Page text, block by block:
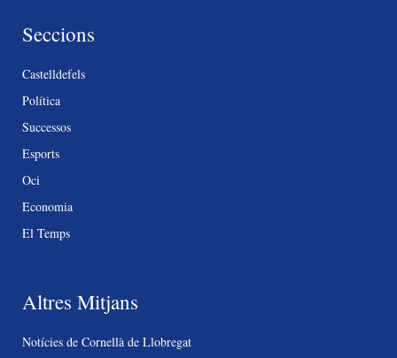
Seccions
Castelldefels
Política
Successos
Esports
Oci
Economia
El Temps
Altres Mitjans
Notícies de Cornellà de Llobregat